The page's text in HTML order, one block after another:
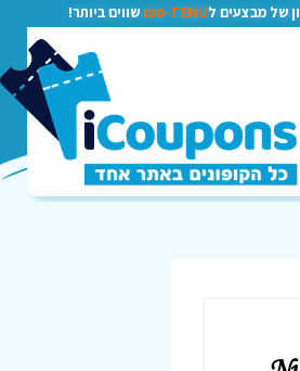
מבצעים לTEMU-טמו שווים ביותר!